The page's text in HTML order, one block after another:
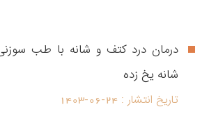
درمان درد کتف و شانه با طب
شانه یخ زده
تاریخ انتشار : 1403-06-24